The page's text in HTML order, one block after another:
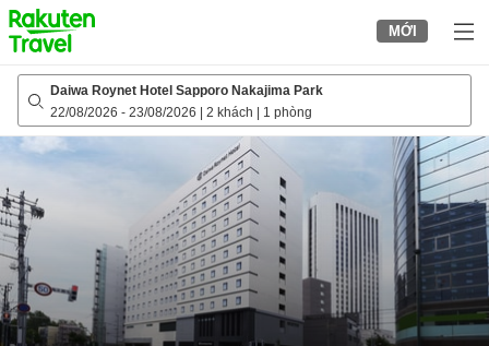
to
top
page
MỚI
Daiwa Roynet Hotel Sapporo Nakajima Park
22/08/2026 - 23/08/2026 2 khách 1 phòng